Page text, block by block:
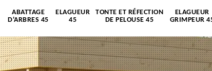
ABATTAGE
D'ARBRES 45
ELAGUEUR
45
TONTE ET RÉFECTION
DE PELOUSE 45
ELAGUEUR
GRIMPEUR